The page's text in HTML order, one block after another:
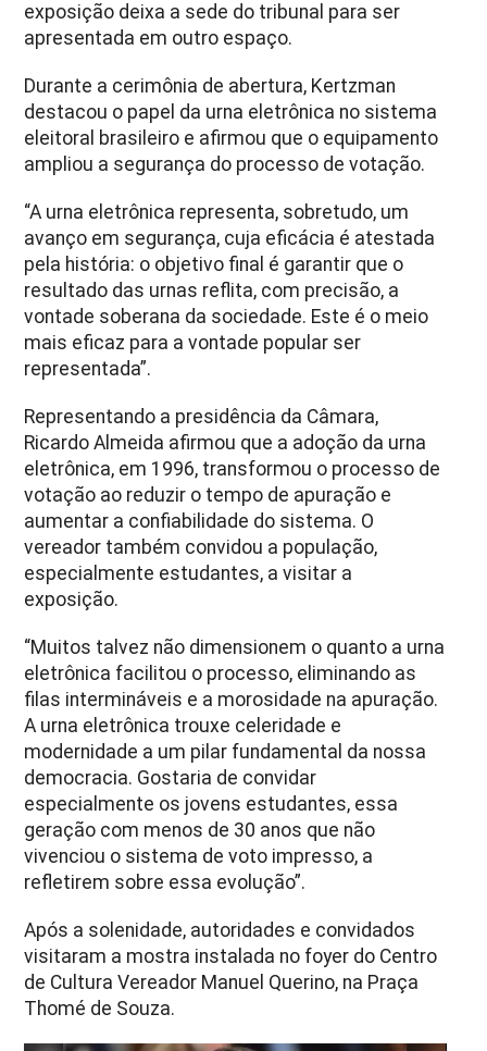
exposição deixa a sede do tribunal para ser
apresentada em outro espaço.
Durante a cerimônia de abertura, Kertzman
destacou o papel da urna eletrônica no sistema
eleitoral brasileiro e afirmou que o equipamento
ampliou a segurança do processo de votação.
“A urna eletrônica representa, sobretudo, um
avanço em segurança, cuja eficácia é atestada
pela história: o objetivo final é garantir que o
resultado das urnas reflita, com precisão, a
vontade soberana da sociedade. Este é o meio
mais eficaz para a vontade popular ser
representada”.
Representando a presidência da Câmara,
Ricardo Almeida afirmou que a adoção da urna
eletrônica, em 1996, transformou o processo de
votação ao reduzir o tempo de apuração e
aumentar a confiabilidade do sistema. O
vereador também convidou a população,
especialmente estudantes, a visitar a
exposição.
“Muitos talvez não dimensionem o quanto a urna
eletrônica facilitou o processo, eliminando as
filas intermináveis e a morosidade na apuração.
A urna eletrônica trouxe celeridade e
modernidade a um pilar fundamental da nossa
democracia. Gostaria de convidar
especialmente os jovens estudantes, essa
geração com menos de 30 anos que não
vivenciou o sistema de voto impresso, a
refletirem sobre essa evolução”.
Após a solenidade, autoridades e convidados
visitaram a mostra instalada no foyer do Centro
de Cultura Vereador Manuel Querino, na Praça
Thomé de Souza.